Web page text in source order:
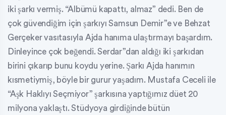
iki şarkı vermiş. “Albümü kapattı, almaz” dedi. Ben de
çok güvendiğim için şarkıyı Samsun Demir”e ve Behzat
Gerçeker vasıtasıyla Ajda hanıma ulaştırmayı başardım.
Dinleyince çok beğendi. Serdar”dan aldığı iki şarkıdan
birini çıkarıp bunu koydu yerine. Şarkı Ajda hanımın
kısmetiymiş, böyle bir gurur yaşadım. Mustafa Ceceli ile
“Aşk Haklıyı Seçmiyor” şarkısına yaptığımız düet 20
milyona yaklaştı. Stüdyoya girdiğinde bütün